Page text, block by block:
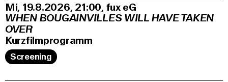
Mi, 19.8.2026 21:00, fux eG
WHEN BOUGAINVILLES WILL HAVE TAKEN
OVER
Kurzfilmprogramm
Screening